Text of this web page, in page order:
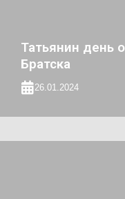
Татьянин день
Братска
26.01.2024